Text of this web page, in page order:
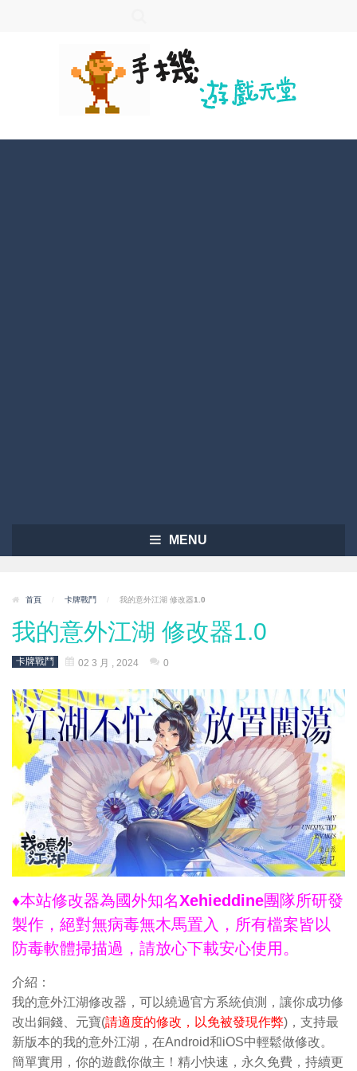
MENU
首頁 / 卡牌戰鬥 / 我的意外江湖 修改器1.0
我的意外江湖 修改器1.0
卡牌戰鬥 02 3 月 , 2024 0
♦本站修改器為國外知名Xehieddine團隊所研發
製作，絕對無病毒無木馬置入，所有檔案皆以
防毒軟體掃描過，請放心下載安心使用。
介紹：
我的意外江湖修改器，可以繞過官方系統偵測，讓你成功修
改出銅錢、元寶(請適度的修改，以免被發現作弊)，支持最
新版本的我的意外江湖，在Android和iOS中輕鬆做修改。
簡單實用，你的遊戲你做主！精小快速，永久免費，持續更